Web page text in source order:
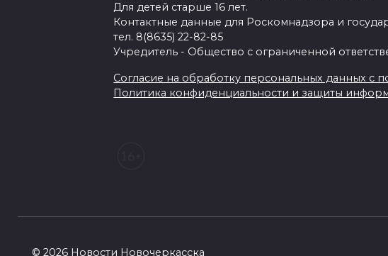
Для детей старше 16 лет.
Контактные данные для Роскомнадзора и
тел. 8(8635) 22-82-85
Учредитель - Общество с ограниченной
Согласие на обработку персональных данных с
Политика конфиденциальности и защиты
© 2026 Новости Новочеркасска